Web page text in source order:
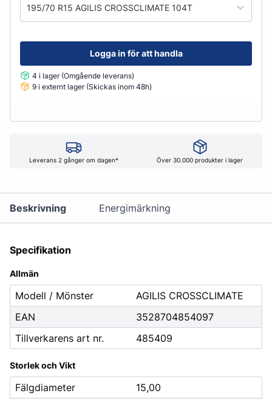
195/70 R15 AGILIS CROSSCLIMATE 104T
Logga in för att handla
4 i lager (Omgående leverans)
9 i externt lager (Skickas inom 48h)
Leverans 2 gånger om dagen* Över 30.000 produkter i lager
Beskrivning Energimärkning
Specifikation
Allmän
Modell / Mönster
AGILIS CROSSCLIMATE
EAN
3528704854097
Tillverkarens art nr.
485409
Storlek och Vikt
Fälgdiameter
15,00